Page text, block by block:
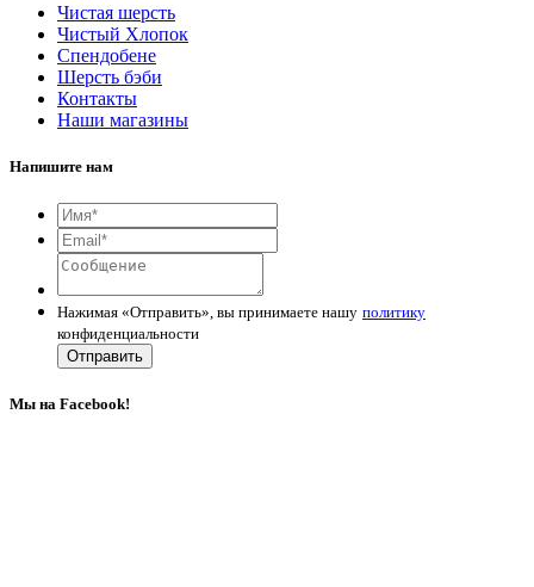
Чистая шерсть
Чистый Хлопок
Спендобене
Шерсть бэби
Контакты
Наши магазины
Напишите нам
Нажимая «Отправить», вы принимаете нашу политику
конфиденциальности
Отправить
Мы на Facebook!